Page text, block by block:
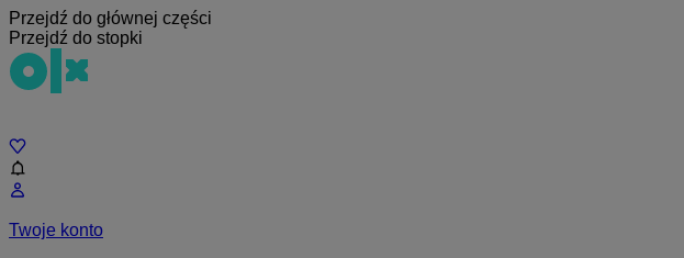
Przejdź do głównej części
Przejdź do stopki
Twoje konto